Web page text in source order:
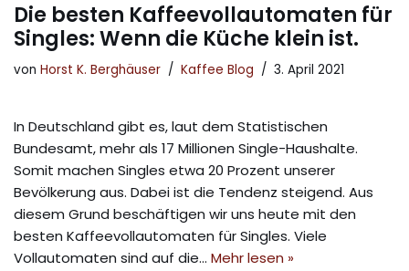
Die besten Kaffeevollautomaten für
Singles: Wenn die Küche klein ist.
von Horst K. Berghäuser Kaffee Blog 3. April 2021
In Deutschland gibt es, laut dem Statistischen
Bundesamt, mehr als 17 Millionen Single-Haushalte.
Somit machen Singles etwa 20 Prozent unserer
Bevölkerung aus. Dabei ist die Tendenz steigend. Aus
diesem Grund beschäftigen wir uns heute mit den
besten Kaffeevollautomaten für Singles. Viele
Vollautomaten sind auf die… Mehr lesen »